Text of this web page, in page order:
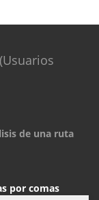
(Usuarios
de una ruta
por comas